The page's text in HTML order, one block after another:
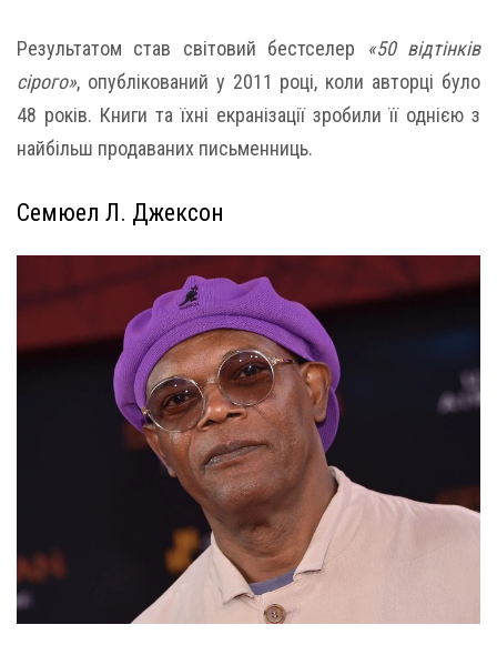
Результатом став світовий бестселер
«50 відтінків
сірого», опублікований у 2011 році, коли авторці було
48 років. Книги та їхні екранізації зробили її однією з
найбільш продаваних письменниць.
Семюел Л. Джексон